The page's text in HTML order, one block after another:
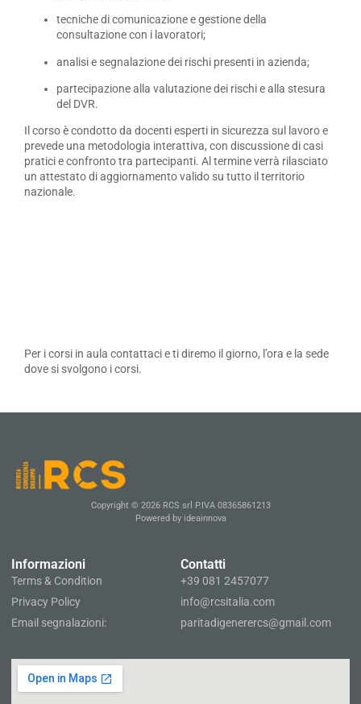
tecniche di comunicazione e gestione della
consultazione con i lavoratori;
analisi e segnalazione dei rischi presenti in azienda;
partecipazione alla valutazione dei rischi e alla stesura
del DVR.
Il corso è condotto da docenti esperti in sicurezza sul lavoro e
prevede una metodologia interattiva, con discussione di casi
pratici e confronto tra partecipanti. Al termine verrà rilasciato
un attestato di aggiornamento valido su tutto il territorio
nazionale.
Per i corsi in aula contattaci e ti diremo il giorno, l’ora e la sede
dove si svolgono i corsi.
Copyright © 2026 RCS srl P.IVA 08365861213
Powered by ideainnova
Informazioni
Terms & Condition
Privacy Policy
Email segnalazioni:
Contatti
+39 081 2457077
info@rcsitalia.com
paritadigenerercs@gmail.com